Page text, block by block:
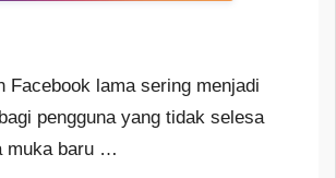
Facebook lama sering menjadi
pengguna yang tidak selesa
muka baru …